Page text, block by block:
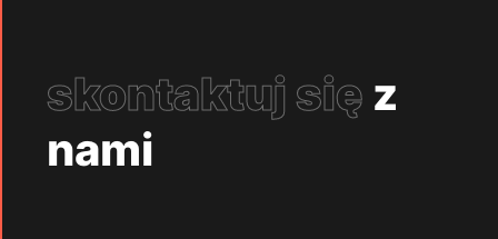
skontaktuj się z
nami